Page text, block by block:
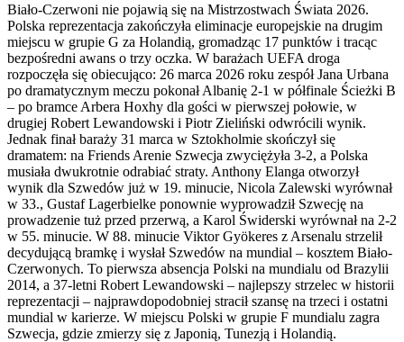
Biało-Czerwoni nie pojawią się na Mistrzostwach Świata 2026.
Polska reprezentacja zakończyła eliminacje europejskie na drugim
miejscu w grupie G za Holandią, gromadząc 17 punktów i tracąc
bezpośredni awans o trzy oczka. W barażach UEFA droga
rozpoczęła się obiecująco: 26 marca 2026 roku zespół Jana Urbana
po dramatycznym meczu pokonał Albanię 2-1 w półfinale Ścieżki B
– po bramce Arbera Hoxhy dla gości w pierwszej połowie, w
drugiej Robert Lewandowski i Piotr Zieliński odwrócili wynik.
Jednak finał baraży 31 marca w Sztokholmie skończył się
dramatem: na Friends Arenie Szwecja zwyciężyła 3-2, a Polska
musiała dwukrotnie odrabiać straty. Anthony Elanga otworzył
wynik dla Szwedów już w 19. minucie, Nicola Zalewski wyrównał
w 33., Gustaf Lagerbielke ponownie wyprowadził Szwecję na
prowadzenie tuż przed przerwą, a Karol Świderski wyrównał na 2-2
w 55. minucie. W 88. minucie Viktor Gyökeres z Arsenalu strzelił
decydującą bramkę i wysłał Szwedów na mundial – kosztem Biało-
Czerwonych. To pierwsza absencja Polski na mundialu od Brazylii
2014, a 37-letni Robert Lewandowski – najlepszy strzelec w historii
reprezentacji – najprawdopodobniej stracił szansę na trzeci i ostatni
mundial w karierze. W miejscu Polski w grupie F mundialu zagra
Szwecja, gdzie zmierzy się z Japonią, Tunezją i Holandią.